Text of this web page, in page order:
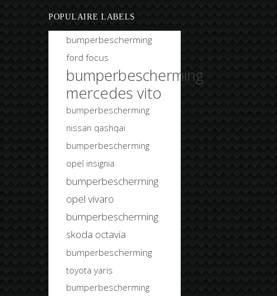
POPULAIRE LABELS
bumperbescherming
ford focus
bumperbescherming
mercedes vito
bumperbescherming
nissan qashqai
bumperbescherming
opel insignia
bumperbescherming
opel vivaro
bumperbescherming
skoda octavia
bumperbescherming
toyota yaris
bumperbescherming